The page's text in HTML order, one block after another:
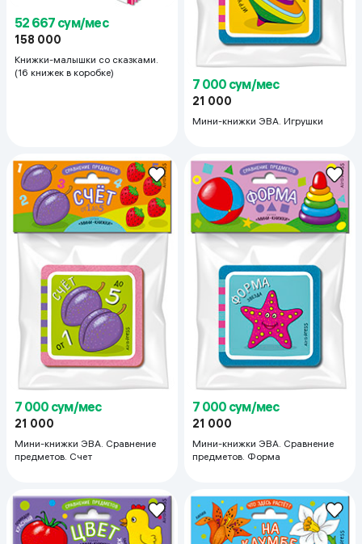
52 667 сум/мес
158 000
Книжки-малышки со сказками.
(16 книжек в коробке)
7 000 сум/мес
21 000
Мини-книжки ЭВА. Игрушки
7 000 сум/мес
21 000
Мини-книжки ЭВА. Сравнение
предметов. Счет
7 000 сум/мес
21 000
Мини-книжки ЭВА. Сравнение
предметов. Форма